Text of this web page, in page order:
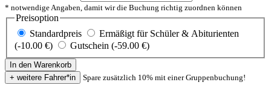
* notwendige Angaben, damit wir die Buchung richtig zuordnen können
Preisoption
Standardpreis
Ermäßigt für Schüler & Abiturienten
(-10.00 €)
Gutschein (-59.00 €)
Spare zusätzlich 10% mit einer Gruppenbuchung!